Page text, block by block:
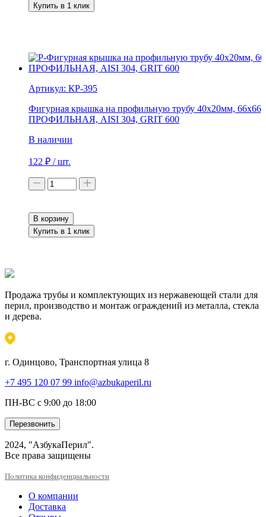
Купить в 1 клик
Артикул: КР-395
Фигурная крышка на профильную трубу 40x20мм, 66x66,
ПРОФИЛЬНАЯ, AISI 304, GRIT 600
В наличии
122 ₽ / шт.
В корзину
Купить в 1 клик
Продажа трубы и комплектующих из нержавеющей стали для
перил, производство и монтаж ограждений из металла, стекла
и дерева.
г. Одинцово, Транспортная улица 8
+7 495 120 07 99 info@azbukaperil.ru
ПН-ВС с 9:00 до 18:00
Перезвонить
2024, "АзбукаПерил".
Все права защищены
Политика конфиденциальности
О компании
Доставка